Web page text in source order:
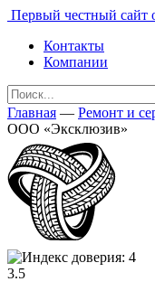
Первый честный сайт
Контакты
Компании
Главная — Ремонт и
ООО «Эксклюзив»
3.5